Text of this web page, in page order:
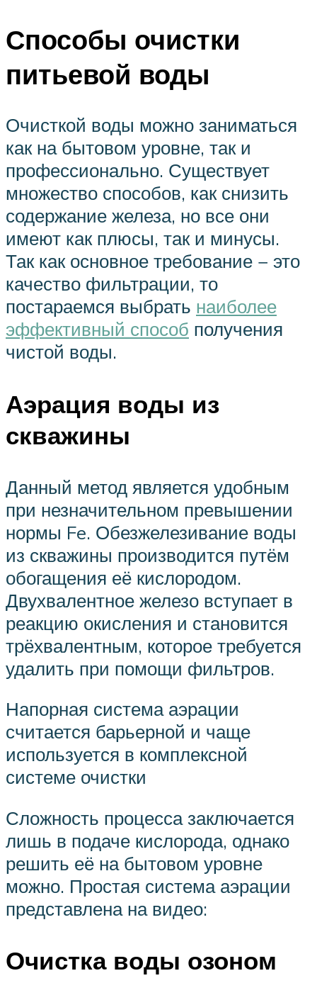
Способы очистки
питьевой воды
Очисткой воды можно заниматься
как на бытовом уровне, так и
профессионально. Существует
множество способов, как снизить
содержание железа, но все они
имеют как плюсы, так и минусы.
Так как основное требование − это
качество фильтрации, то
постараемся выбрать наиболее
эффективный способ получения
чистой воды.
Аэрация воды из
скважины
Данный метод является удобным
при незначительном превышении
нормы Fe. Обезжелезивание воды
из скважины производится путём
обогащения её кислородом.
Двухвалентное железо вступает в
реакцию окисления и становится
трёхвалентным, которое требуется
удалить при помощи фильтров.
Напорная система аэрации
считается барьерной и чаще
используется в комплексной
системе очистки
Сложность процесса заключается
лишь в подаче кислорода, однако
решить её на бытовом уровне
можно. Простая система аэрации
представлена на видео:
Очистка воды озоном